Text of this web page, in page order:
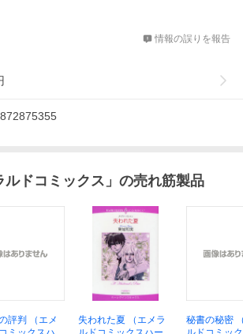
情報の誤りを報告
ルドコミックス 」の売れ筋製品
評判 （エメ
失われた夏 （エメラ
秘書の秘密